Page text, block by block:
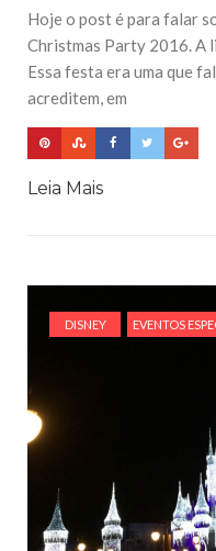
Hoje o post é para falar
Christmas Party 2016. A
Essa festa era uma que
acreditem, em
Leia Mais
DISNEY EVENTOS